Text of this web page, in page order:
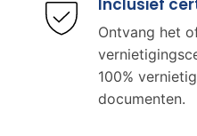
Inclusief
Ontvang het
100%
documenten.